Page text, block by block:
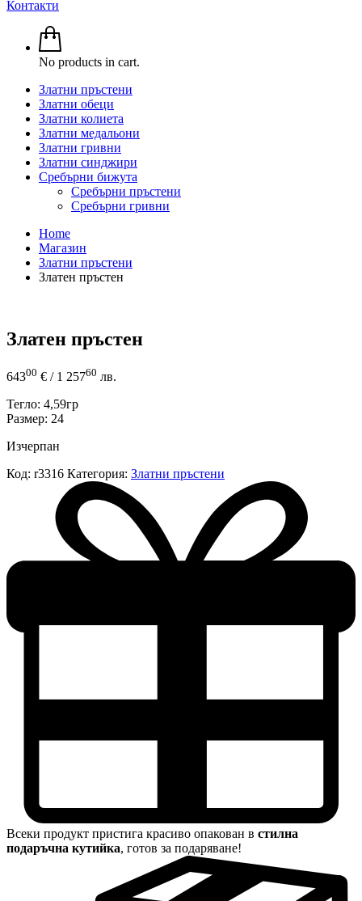
Контакти
No products in cart.
Златни пръстени
Златни обеци
Златни колиета
Златни медальони
Златни гривни
Златни синджири
Сребърни бижута
Сребърни пръстени
Сребърни гривни
Home
Магазин
Златни пръстени
Златен пръстен
Златен пръстен
64300 € / 1 25760 лв.
Тегло: 4,59гр
Размер: 24
Изчерпан
Код: r3316 Категория: Златни пръстени
Всеки продукт пристига красиво опакован в стилна
подаръчна кутийка, готов за подаряване!